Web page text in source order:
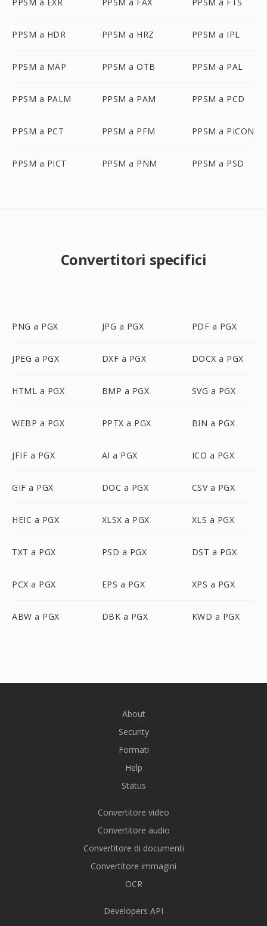
PPSM a HDR PPSM a HRZ PPSM a IPL
PPSM a MAP PPSM a OTB PPSM a PAL
PPSM a PALM PPSM a PAM PPSM a PCD
PPSM a PCT PPSM a PFM PPSM a PICON
PPSM a PICT PPSM a PNM PPSM a PSD
Convertitori specifici
PNG a PGX JPG a PGX PDF a PGX
JPEG a PGX DXF a PGX DOCX a PGX
HTML a PGX BMP a PGX SVG a PGX
WEBP a PGX PPTX a PGX BIN a PGX
JFIF a PGX AI a PGX ICO a PGX
GIF a PGX DOC a PGX CSV a PGX
HEIC a PGX XLSX a PGX XLS a PGX
TXT a PGX PSD a PGX DST a PGX
PCX a PGX EPS a PGX XPS a PGX
ABW a PGX DBK a PGX KWD a PGX
About
Security
Formati
Help
Status
Convertitore video
Convertitore audio
Convertitore di documenti
Convertitore immagini
OCR
Developers API